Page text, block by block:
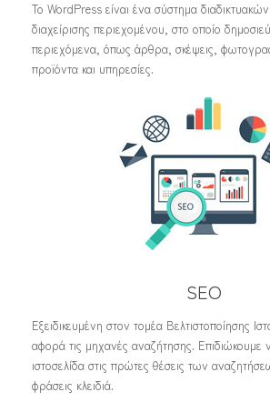
Το WordPress είναι ένα σύστημα
διαχείρισης περιεχομένου, στο οποίο
περιεχόμενα, όπως άρθρα, σκέψεις,
προϊόντα και υπηρεσίες.
SEO
Εξειδικευμένη στον τομέα Βελτιστοποίησης
αφορά τις μηχανές αναζήτησης. Επιδιώκουμε
ιστοσελίδα στις πρώτες θέσεις των
φράσεις κλειδιά.